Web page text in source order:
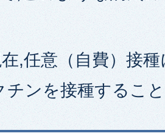
,任意（自費）接
チンを接種するこ